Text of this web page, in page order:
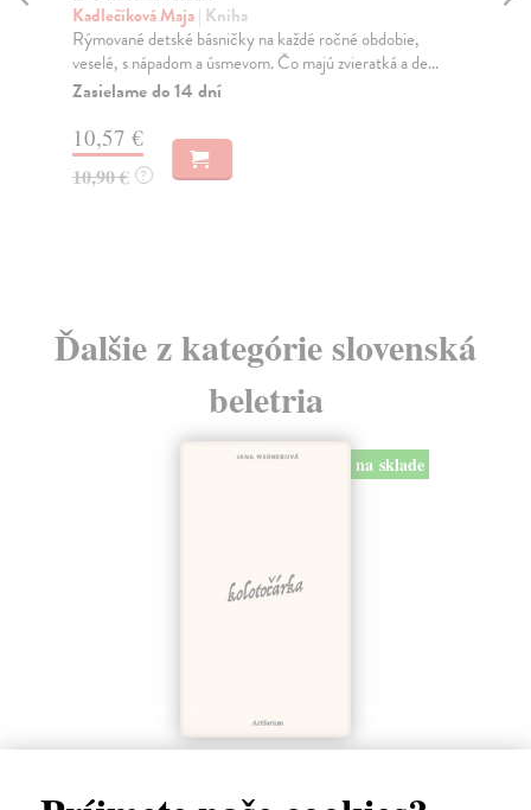
Kadlečíková Maja| Kniha
Rýmované detské básničky na každé ročné obdobie,
veselé, s nápadom a úsmevom. Čo majú zvieratká a de...
Zasielame do 14 dní
10,57 €
10,90 € ?
Ďalšie z kategórie slovenská
beletria
na sklade
Kolotočárka